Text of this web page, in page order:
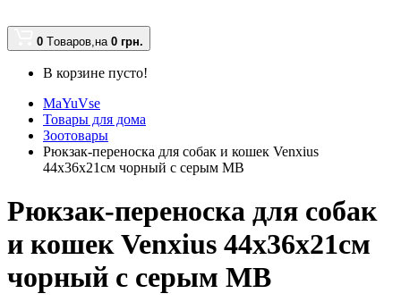
0 Tоваров,на 0 грн.
В корзине пусто!
MaYuVse
Товары для дома
Зоотовары
Рюкзак-переноска для собак и кошек Venxius
44х36х21см чорный с серым MB
Рюкзак-переноска для собак
и кошек Venxius 44х36х21см
чорный с серым MB